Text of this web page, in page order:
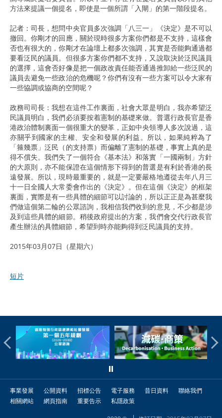
方法來提議一個提名，即使是一個所謂「入閘」的第一階段提名。
記者：司長，想問中央官員多次強調「八三一」《決定》是不可以
撤回。你剛才的回應，關於現時很多方案你們都是不支持，這樣會
否也有很大的，你剛才在論壇上都多次強調，其實是否能夠通過都
要看泛民的議員。但很多方案你們都不支持，又說取決於泛民議員
的選擇，這會否好像是把一個政改責任能否通過推卸給一些泛民的
議員去避免一些政治的危機呢？你們有沒有一些方案可以令大家有
一些協調或協商的空間呢？
政務司司長：我想在這件工作裏面，社會大眾是明白，我亦希望泛
民議員明白，我們必須要按着憲制的基礎來做。普選行政長官是香
港政治體制裏面一個很重大的變革，正如中央領導人多次說過，這
亦關乎到國家的主權、安全和發展的利益。所以，如果純粹為了
「箍幾票」泛民（的支持票）而偏離了憲制的基礎，事實上真的是
得不償失。我們失了一個符合《基本法》和落實「一國兩制」方針
的大原則，亦不能保證在這個情形下得到的普選是有利於香港的長
遠發展。所以，現時最重要的，就是一定要嚴格地遵從去年八月三
十一日全國人大常委會作出的《決定》。但在這個《決定》的框架
裏面，實際是有一些具體的細節可以討論的，所以正正是為甚麼我
們做這個第二輪的公眾諮詢，我相信我們收到的意見，不少都是涉
及到這些具體的細節。稍後政府提出的方案，我們會交代行政長官
產生辦法的具體細節，希望到時亦能夠得到泛民議員的支持。
2015年03月07日（星期六）
短片
事業發展 公開資料 招標公告 電子服務 昔日資料
聯絡我們
相關網站
網頁指南 重要告示 私隱政策